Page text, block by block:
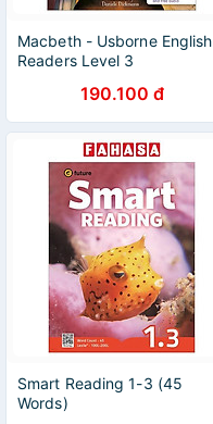
Macbeth - Usborne English
Readers Level 3
190.100 đ
Smart Reading 1-3 (45
Words)